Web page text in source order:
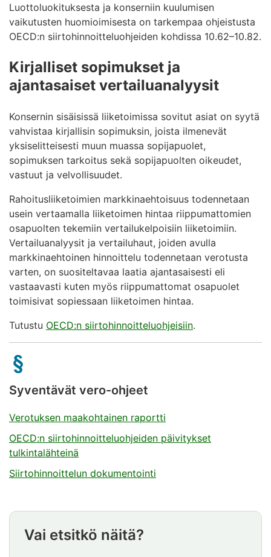
Luottoluokituksesta ja konserniin kuulumisen
vaikutusten huomioimisesta on tarkempaa ohjeistusta
OECD:n siirtohinnoitteluohjeiden kohdissa 10.62–10.82.
Kirjalliset sopimukset ja
ajantasaiset vertailuanalyysit
Konsernin sisäisissä liiketoimissa sovitut asiat on syytä
vahvistaa kirjallisin sopimuksin, joista ilmenevät
yksiselitteisesti muun muassa sopijapuolet,
sopimuksen tarkoitus sekä sopijapuolten oikeudet,
vastuut ja velvollisuudet.
Rahoitusliiketoimien markkinaehtoisuus todennetaan
usein vertaamalla liiketoimen hintaa riippumattomien
osapuolten tekemiin vertailukelpoisiin liiketoimiin.
Vertailuanalyysit ja vertailuhaut, joiden avulla
markkinaehtoinen hinnoittelu todennetaan verotusta
varten, on suositeltavaa laatia ajantasaisesti eli
vastaavasti kuten myös riippumattomat osapuolet
toimisivat sopiessaan liiketoimen hintaa.
Tutustu OECD:n siirtohinnoitteluohjeisiin.
Syventävät vero-ohjeet
Verotuksen maakohtainen raportti
OECD:n siirtohinnoitteluohjeiden päivitykset
tulkintalähteinä
Siirtohinnoittelun dokumentointi
Vai etsitkö näitä?